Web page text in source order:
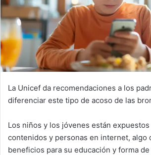
La Unicef da recomendaciones a los
diferenciar este tipo de acoso de las
Los niños y los jóvenes están expuestos
contenidos y personas en internet, algo
beneficios para su educación y forma